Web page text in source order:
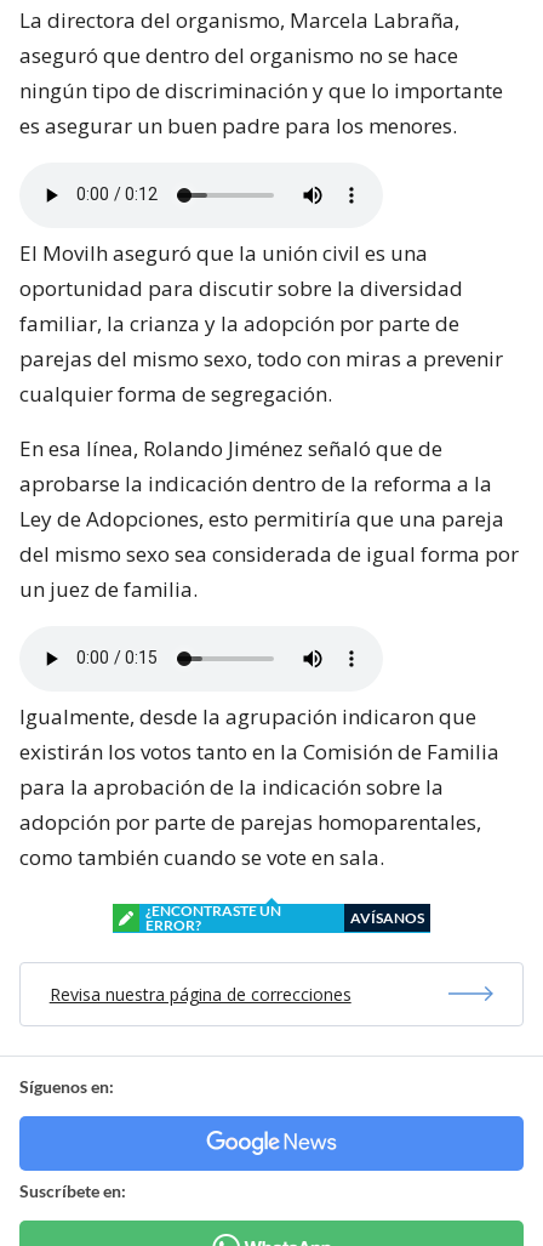
La directora del organismo, Marcela Labraña,
aseguró que dentro del organismo no se hace
ningún tipo de discriminación y que lo importante
es asegurar un buen padre para los menores.
El Movilh aseguró que la unión civil es una
oportunidad para discutir sobre la diversidad
familiar, la crianza y la adopción por parte de
parejas del mismo sexo, todo con miras a prevenir
cualquier forma de segregación.
En esa línea, Rolando Jiménez señaló que de
aprobarse la indicación dentro de la reforma a la
Ley de Adopciones, esto permitiría que una pareja
del mismo sexo sea considerada de igual forma por
un juez de familia.
Igualmente, desde la agrupación indicaron que
existirán los votos tanto en la Comisión de Familia
para la aprobación de la indicación sobre la
adopción por parte de parejas homoparentales,
como también cuando se vote en sala.
¿ENCONTRASTE UN
ERROR?
AVÍSANOS
Revisa nuestra página de correcciones
Síguenos en:
Suscríbete en: